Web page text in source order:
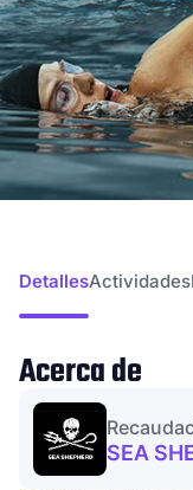
DetallesActividades
Acerca de
SEA